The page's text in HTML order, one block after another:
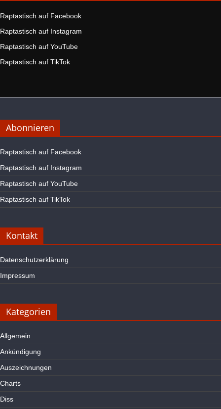
Raptastisch auf Facebook
Raptastisch auf Instagram
Raptastisch auf YouTube
Raptastisch auf TikTok
Abonnieren
Raptastisch auf Facebook
Raptastisch auf Instagram
Raptastisch auf YouTube
Raptastisch auf TikTok
Kontakt
Datenschutzerklärung
Impressum
Kategorien
Allgemein
Ankündigung
Auszeichnungen
Charts
Diss